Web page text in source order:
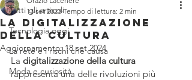
Tutti gli articoli
Tecnologia oggi
La rete e i rischi che causa
Moda e curiosità
La digitalizzazione
della cultura
13 set 2023 Tempo di lettura: 2 min
Aggiornamento:18 set 2024
La digitalizzazione della cultura
rappresenta una delle rivoluzioni più